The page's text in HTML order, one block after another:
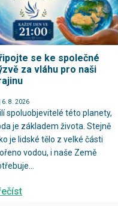
se ke společné
za vláhu pro naši
6. 8. 2026
spoluobjevitelé této planety,
je základem života. Stejně
je lidské tělo z velké části
vodou, i naše Země